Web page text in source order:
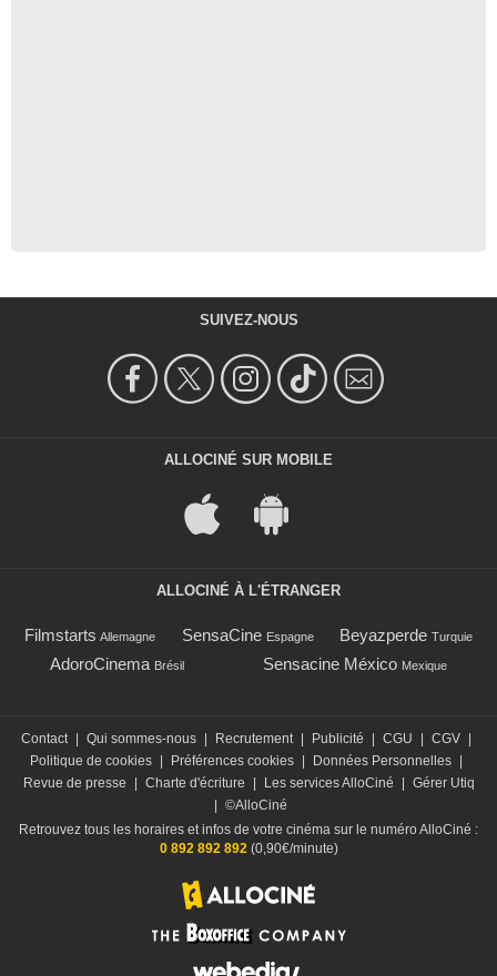
SUIVEZ-NOUS
ALLOCINÉ SUR MOBILE
ALLOCINÉ À L'ÉTRANGER
Filmstarts Allemagne SensaCine Espagne Beyazperde Turquie
AdoroCinema Brésil Sensacine México Mexique
Contact Qui sommes-nous Recrutement Publicité CGU CGV
Politique de cookies
Préférences cookies Données Personnelles
Revue de presse
Charte d'écriture Les services AlloCiné
Gérer Utiq
©AlloCiné
Retrouvez tous les horaires et infos de votre cinéma sur le numéro AlloCiné :
0 892 892 892(0,90€/minute)